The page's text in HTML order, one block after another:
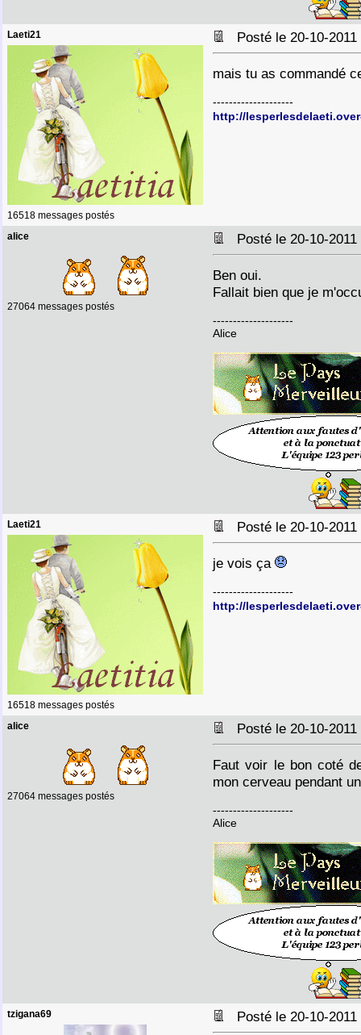
Laeti21
16518 messages postés
Posté le 20-10-
mais tu as commandé
--------------------
http://
alice
27064 messages postés
Posté le 20-10-
Ben oui.
Fallait bien que je
--------------------
Alice
Laeti21
16518 messages postés
Posté le 20-10-
je vois ça
--------------------
http://
alice
27064 messages postés
Posté le 20-10-
Faut voir le bon coté
mon cerveau pendant
--------------------
Alice
tzigana69 Posté le 20-10-